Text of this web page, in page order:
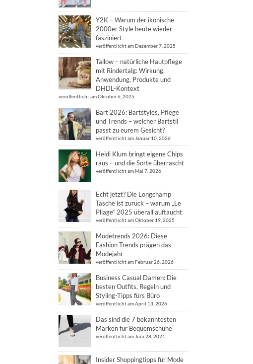
Y2K – Warum der ikonische
2000er Style heute wieder
fasziniert
veröffentlicht am Dezember 7, 2025
Tallow – natürliche Hautpflege
mit Rindertalg: Wirkung,
Anwendung, Produkte und
DHDL-Kontext
veröffentlicht am Oktober 6, 2025
Bart 2026: Bartstyles, Pflege
und Trends – welcher Bartstil
passt zu eurem Gesicht?
veröffentlicht am Januar 10, 2026
Heidi Klum bringt eigene Chips
raus – und die Sorte überrascht
veröffentlicht am Mai 7, 2026
Echt jetzt? Die Longchamp
Tasche ist zurück – warum „Le
Pliage“ 2025 überall auftaucht
veröffentlicht am Oktober 19, 2025
Modetrends 2026: Diese
Fashion Trends prägen das
Modejahr
veröffentlicht am Februar 26, 2026
Business Casual Damen: Die
besten Outfits, Regeln und
Styling-Tipps fürs Büro
veröffentlicht am April 13, 2026
Das sind die 7 bekanntesten
Marken für Bequemschuhe
veröffentlicht am Juni 28, 2021
Insider Shoppingtipps für Mode